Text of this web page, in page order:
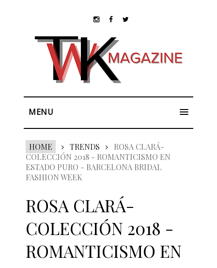
MENU
HOME TRENDS
ROSA CLARÁ-
COLECCIÓN 2018 - ROMANTICISMO EN
ESTADO PURO - BARCELONA BRIDAL
FASHION WEEK
ROSA CLARÁ-
COLECCIÓN 2018 -
ROMANTICISMO EN